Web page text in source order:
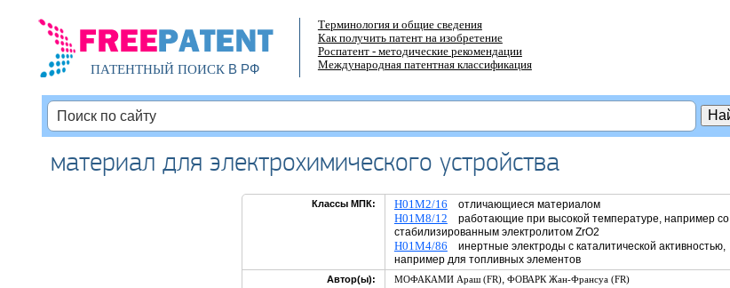
ПАТЕНТНЫЙ ПОИСКВ РФ
Терминология и общие сведения
Как получить патент на изобретение
Роспатент - методические рекомендации
Международная патентная классификация
материал для электрохимического устройства
Классы МПК: H01M2/16 отличающиеся материалом
H01M8/12 работающие при высокой температуре, например со
стабилизированным электролитом ZrO2
H01M4/86 инертные электроды с каталитической активностью,
например для топливных элементов
Автор(ы): МОФАКАМИ Араш (FR), ФОВАРК Жан-Франсуа (FR)